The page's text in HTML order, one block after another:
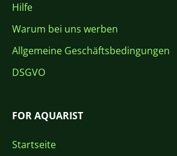
Hilfe
Warum bei uns werben
Allgemeine Geschäftsbedingungen
DSGVO
FOR AQUARIST
Startseite